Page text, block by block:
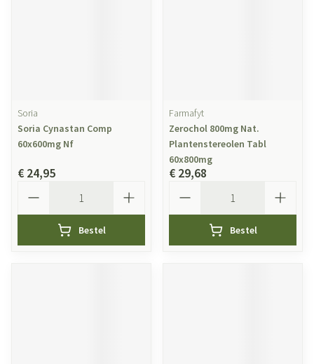
Soria
Soria Cynastan Comp
60x600mg Nf
€ 24,95
Bestel
Farmafyt
Zerochol 800mg Nat.
Plantenstereolen Tabl
60x800mg
€ 29,68
Bestel